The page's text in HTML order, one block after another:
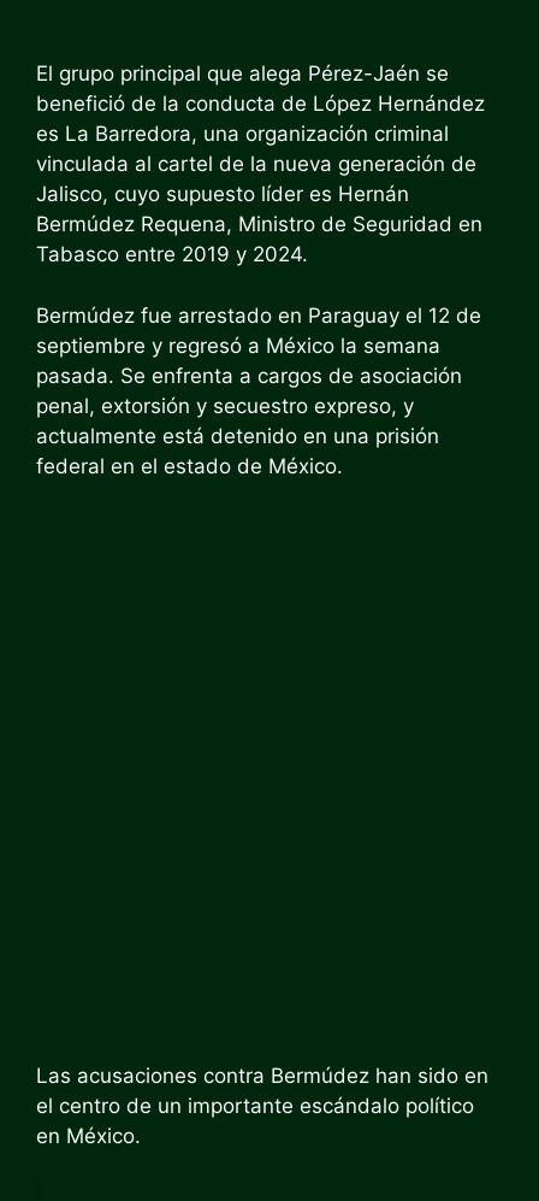
El grupo principal que alega Pérez-Jaén se
benefició de la conducta de López Hernández
es La Barredora, una organización criminal
vinculada al cartel de la nueva generación de
Jalisco, cuyo supuesto líder es Hernán
Bermúdez Requena, Ministro de Seguridad en
Tabasco entre 2019 y 2024.
Bermúdez fue arrestado en Paraguay el 12 de
septiembre y regresó a México la semana
pasada. Se enfrenta a cargos de asociación
penal, extorsión y secuestro expreso, y
actualmente está detenido en una prisión
federal en el estado de México.
Las acusaciones contra Bermúdez han sido en
el centro de un importante escándalo político
en México.